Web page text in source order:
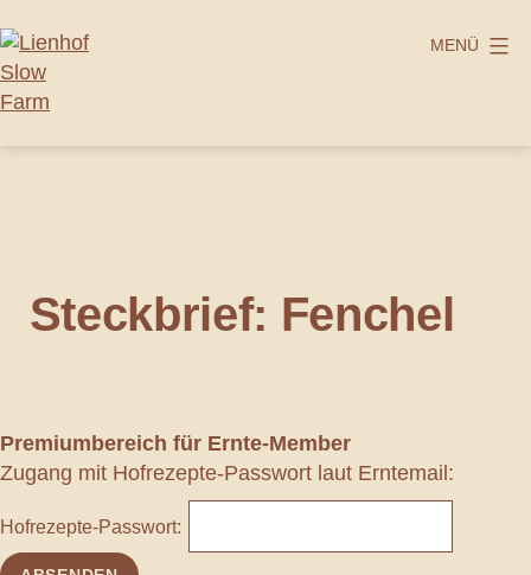
Inhalt
springen
MENÜ
Steckbrief: Fenchel
Premiumbereich für Ernte-Member
Zugang mit Hofrezepte-Passwort laut Erntemail:
Hofrezepte-Passwort: